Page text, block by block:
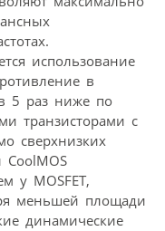
использование
в
5 раз ниже по
транзисторами с
сверхнизких
CoolMOS
у MOSFET,
меньшей площади
динамические